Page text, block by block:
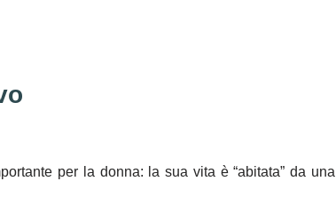
per la donna: la sua vita è “abitata” da una